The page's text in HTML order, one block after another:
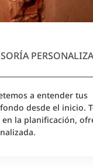
a entender tus
desde el inicio.
en la planificación,